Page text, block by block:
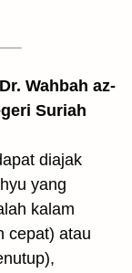
Wahbah az-
Suriah
diajak
yang
kalam
cepat) atau